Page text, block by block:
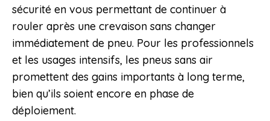
sécurité en vous permettant de continuer à
rouler après une crevaison sans changer
immédiatement de pneu. Pour les professionnels
et les usages intensifs, les pneus sans air
promettent des gains importants à long terme,
bien qu’ils soient encore en phase de
déploiement.